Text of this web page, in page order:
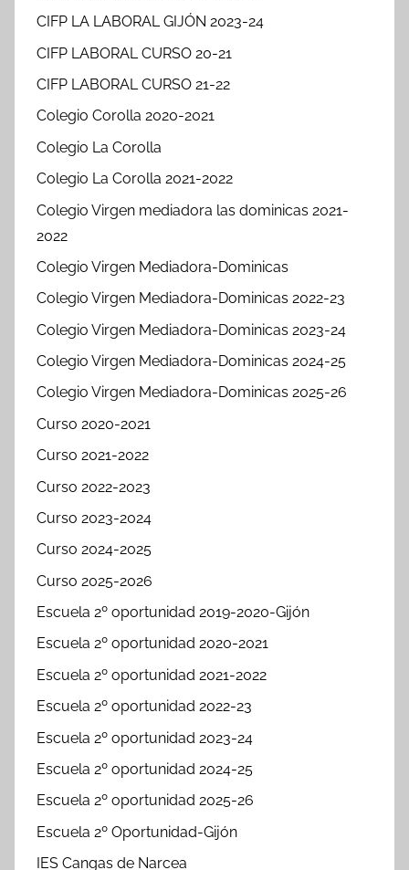
CIFP LA LABORAL GIJÓN 2023-24
CIFP LABORAL CURSO 20-21
CIFP LABORAL CURSO 21-22
Colegio Corolla 2020-2021
Colegio La Corolla
Colegio La Corolla 2021-2022
Colegio Virgen mediadora las dominicas 2021-
2022
Colegio Virgen Mediadora-Dominicas
Colegio Virgen Mediadora-Dominicas 2022-23
Colegio Virgen Mediadora-Dominicas 2023-24
Colegio Virgen Mediadora-Dominicas 2024-25
Colegio Virgen Mediadora-Dominicas 2025-26
Curso 2020-2021
Curso 2021-2022
Curso 2022-2023
Curso 2023-2024
Curso 2024-2025
Curso 2025-2026
Escuela 2º oportunidad 2019-2020-Gijón
Escuela 2º oportunidad 2020-2021
Escuela 2º oportunidad 2021-2022
Escuela 2º oportunidad 2022-23
Escuela 2º oportunidad 2023-24
Escuela 2º oportunidad 2024-25
Escuela 2º oportunidad 2025-26
Escuela 2º Oportunidad-Gijón
IES Cangas de Narcea